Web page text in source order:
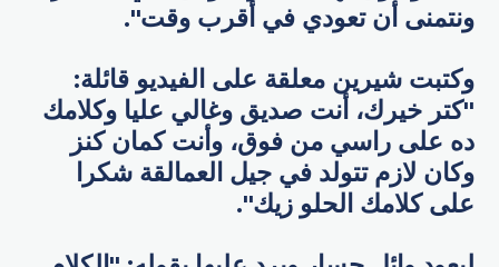
ونتمنى أن تعودي في أقرب وقت".
وكتبت شيرين معلقة على الفيديو قائلة:
"كتر خيرك، أنت صديق وغالي عليا وكلامك
ده على راسي من فوق، وأنت كمان كنز
وكان لازم تتولد في جيل العمالقة شكرا
على كلامك الحلو زيك".